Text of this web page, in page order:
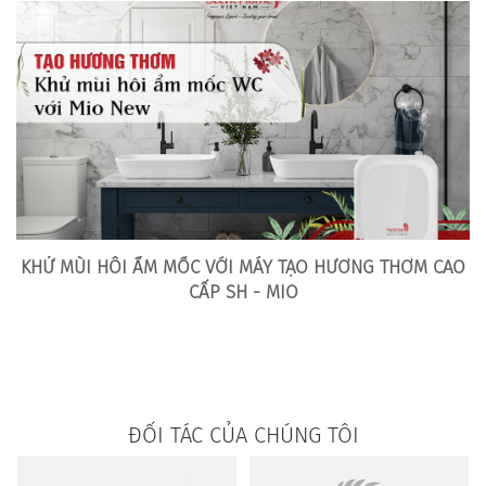
KHỬ MÙI HÔI ẨM MỐC VỚI MÁY TẠO HƯƠNG THƠM CAO
CẤP SH - MIO
ĐỐI TÁC CỦA CHÚNG TÔI